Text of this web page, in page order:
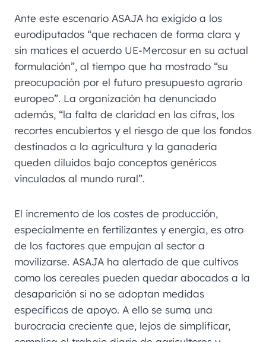
Ante este escenario ASAJA ha exigido a los
eurodiputados “que rechacen de forma clara y
sin matices el acuerdo UE-Mercosur en su actual
formulación”, al tiempo que ha mostrado “su
preocupación por el futuro presupuesto agrario
europeo”. La organización ha denunciado
además, “la falta de claridad en las cifras, los
recortes encubiertos y el riesgo de que los fondos
destinados a la agricultura y la ganadería
queden diluidos bajo conceptos genéricos
vinculados al mundo rural”.
El incremento de los costes de producción,
especialmente en fertilizantes y energía, es otro
de los factores que empujan al sector a
movilizarse. ASAJA ha alertado de que cultivos
como los cereales pueden quedar abocados a la
desaparición si no se adoptan medidas
específicas de apoyo. A ello se suma una
burocracia creciente que, lejos de simplificar,